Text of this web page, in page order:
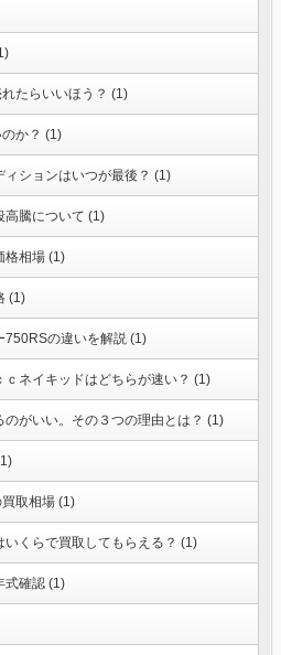
たらいいほう？ (1)
か？ (1)
ションはいつが最後？ (1)
高騰について (1)
格相場 (1)
(1)
750RSの違いを解説 (1)
ネイキッドはどちらが速い？ (1)
がいい。その３つの理由とは？ (1)
取相場 (1)
いくらで買取してもらえる？ (1)
式確認 (1)